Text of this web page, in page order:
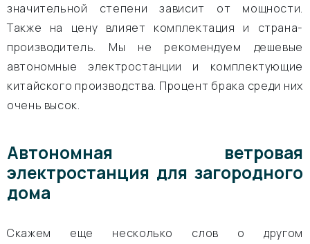
значительной степени зависит от мощности.
Также на цену влияет комплектация и страна-
производитель. Мы не рекомендуем дешевые
автономные электростанции и комплектующие
китайского производства. Процент брака среди них
очень высок.
Автономная ветровая
электростанция для загородного
дома
Скажем еще несколько слов о другом